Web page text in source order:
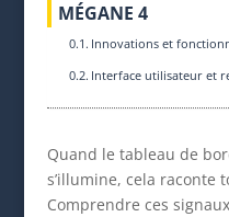
MÉGANE 4
Innovations et
Interface utilisateur et
Quand le tableau de
s’illumine, cela raconte
Comprendre ces